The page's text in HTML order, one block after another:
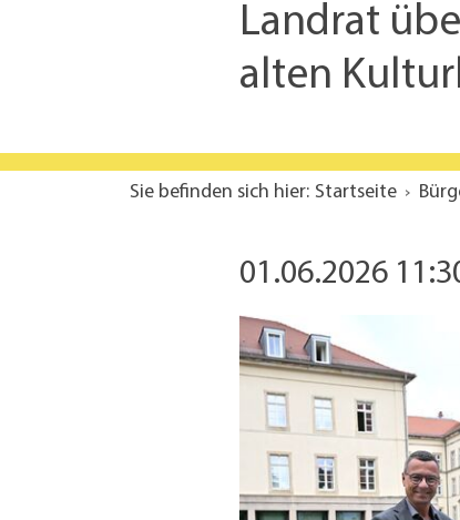
Landrat
alten
Sie befinden sich hier: Startseite
01.06.2026